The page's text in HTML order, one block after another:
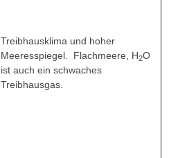
Treibhausklima und hoher
Meeresspiegel.
Flachmeere, H2O
ist auch ein schwaches
Treibhausgas.